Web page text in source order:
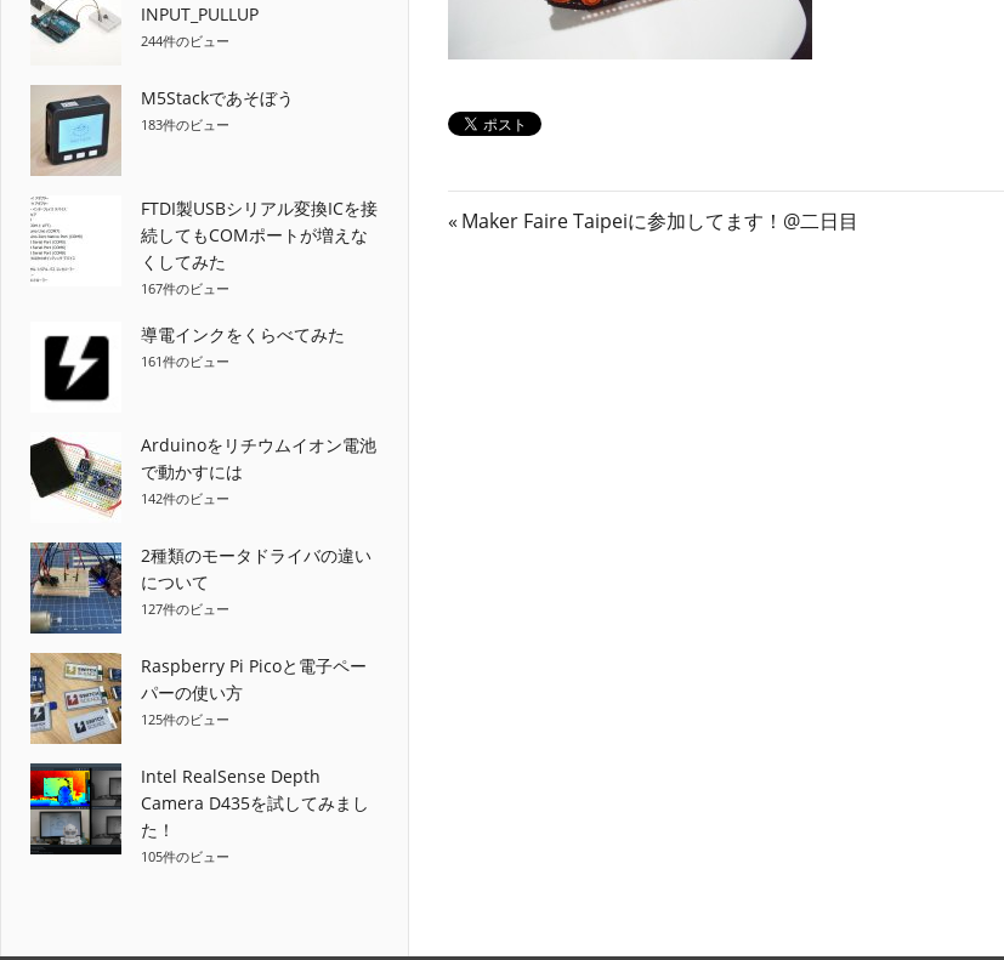
マ
ン
投
前
Maker Faire Taipeiに参加してます！@二日目
INPUT_PULLUP
244件のビュー
M5Stackであそぼう
183件のビュー
FTDI製USBシリアル変換ICを接
続してもCOMポートが増えな
くしてみた
167件のビュー
導電インクをくらべてみた
161件のビュー
Arduinoをリチウムイオン電池
で動かすには
142件のビュー
2種類のモータドライバの違い
について
127件のビュー
Raspberry Pi Picoと電子ペー
パーの使い方
125件のビュー
Intel RealSense Depth
Camera D435を試してみまし
た！
105件のビュー